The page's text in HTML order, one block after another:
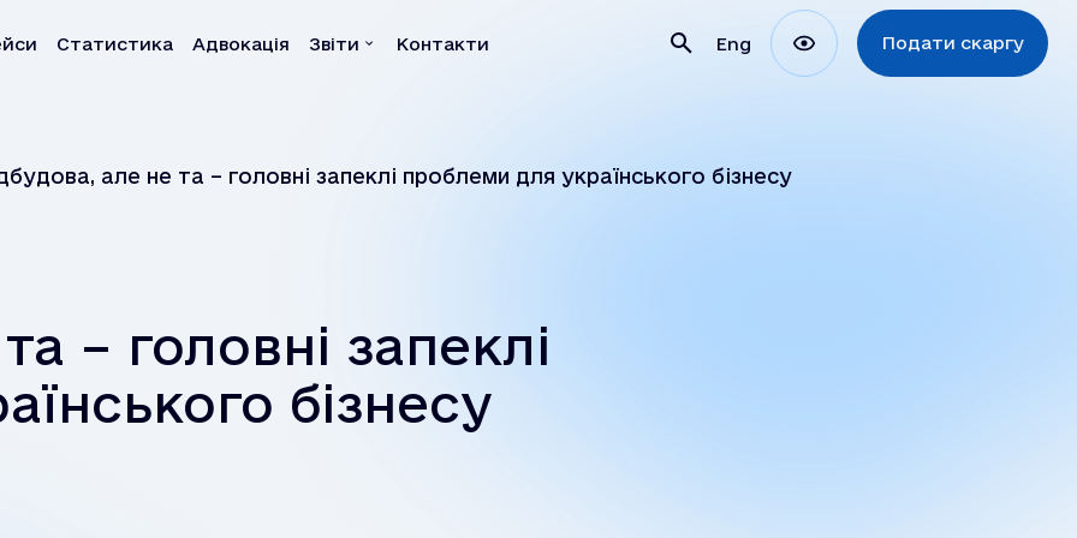
Статистика Адвокація Звіти
Квартальні звіти
Системні рекомендації
Контакти Eng Подати скаргу
але не та – головні запеклі проблеми для українського бізнесу
– головні запеклі
бізнесу